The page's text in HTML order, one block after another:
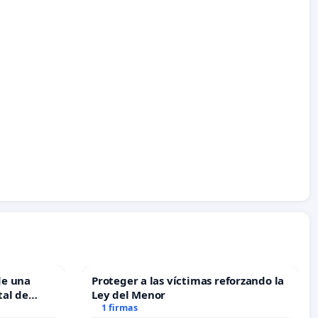
una
de
Proteger a las víctimas reforzando la
Ley del Menor
1 firmas